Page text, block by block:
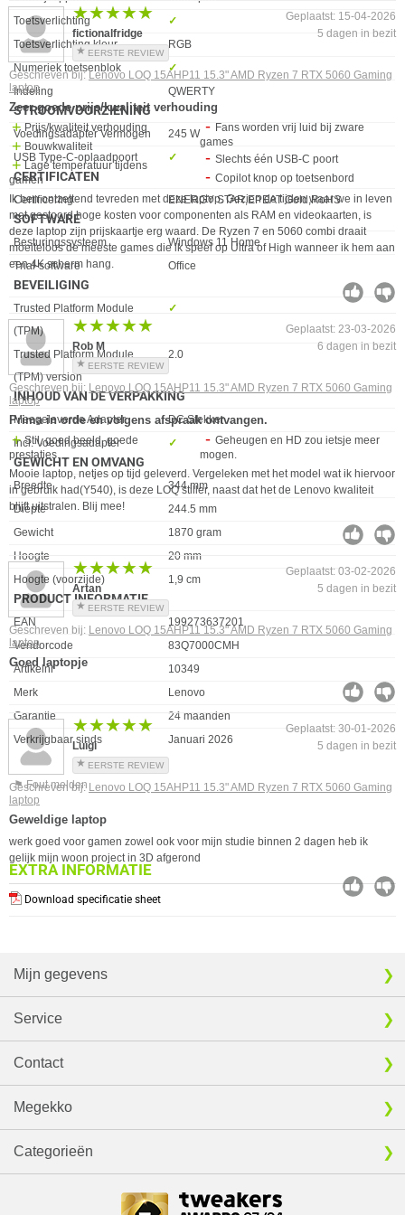
Toetsverlichting
✓︎
Toetsverlichting kleur
RGB
Numeriek toetsenblok
✓︎
Indeling
QWERTY
STROOMVOORZIENING
Eigenschap Waarde
Voedingsadapter Vermogen
245 W
USB Type-C-oplaadpoort
✓︎
CERTIFICATEN
Eigenschap Waarde
Certificering ENERGY STAR,EPEAT Gold,RoHS
SOFTWARE
Eigenschap Waarde
Besturingssysteem
Windows 11 Home
Trial-software
Office
BEVEILIGING
Eigenschap Waarde
Trusted Platform Module
(TPM)
✓︎
Trusted Platform Module
(TPM) version
2.0
INHOUD VAN DE VERPAKKING
Eigenschap Waarde
Meegeleverde Adapter
DC Stekker
Incl. Voedingsadapter
✓︎
GEWICHT EN OMVANG
Eigenschap Waarde
Breedte
344 mm
Diepte
244.5 mm
Gewicht
1870 gram
Hoogte
20 mm
Hoogte (voorzijde)
1,9 cm
PRODUCT INFORMATIE
EAN
199273637201
Vendorcode
83Q7000CMH
Artikelnr
10349
Merk
Lenovo
Garantie
24 maanden
Verkrijgbaar sinds
Januari 2026
⚑ Fout melden
EXTRA INFORMATIE
Download specificatie sheet
★★★★★
★★★★★
fictionalfridge
EERSTE REVIEW
Geschreven bij:Lenovo LOQ 15AHP11 15.3" AMD Ryzen 7 RTX 5060 Gaming
laptop
Geplaatst: 15-04-2026
5 dagen in bezit
Zeer goede prijs/kwaliteit verhouding
Prijs/kwaliteit verhouding
Bouwkwaliteit
Lage temperatuur tijdens
gamen
Fans worden vrij luid bij zware
games
Slechts één USB-C poort
Copilot knop op toetsenbord
Ik ben ontzettend tevreden met deze laptop. Gezien de tijden waar we in leven
met gestoord hoge kosten voor componenten als RAM en videokaarten, is
deze laptop zijn prijskaartje erg waard. De Ryzen 7 en 5060 combi draait
moeiteloos de meeste games die ik speel op Ultra of High wanneer ik hem aan
een 4K scherm hang.
★★★★★
★★★★★
Rob M
EERSTE REVIEW
Geschreven bij: Lenovo LOQ 15AHP11 15.3" AMD Ryzen 7 RTX 5060 Gaming
laptop
Geplaatst: 23-03-2026
6 dagen in bezit
Prima in orde en volgens afspraak ontvangen.
Stil, goed beeld, goede
prestaties.
Geheugen en HD zou ietsje meer
mogen.
Mooie laptop, netjes op tijd geleverd. Vergeleken met het model wat ik hiervoor
in gebruik had(Y540), is deze LOQ stiller, naast dat het de Lenovo kwaliteit
blijft uitstralen. Blij mee!
★★★★★
★★★★★
Artan
EERSTE REVIEW
Geschreven bij: Lenovo LOQ 15AHP11 15.3" AMD Ryzen 7 RTX 5060 Gaming
laptop
Geplaatst: 03-02-2026
5 dagen in bezit
Goed laptopje
★★★★★
★★★★★
Luigi
EERSTE REVIEW
Geschreven bij: Lenovo LOQ 15AHP11 15.3" AMD Ryzen 7 RTX 5060 Gaming
laptop
Geplaatst: 30-01-2026
5 dagen in bezit
Geweldige laptop
werk goed voor gamen zowel ook voor mijn studie binnen 2 dagen heb ik
gelijk mijn woon project in 3D afgerond
Mijn gegevens
Service
Contact
Megekko
Categorieën